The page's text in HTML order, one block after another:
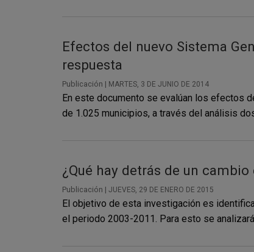
Efectos del nuevo Sistema
respuesta
Publicación | MARTES, 3 DE JUNIO DE 2014
En este documento se evalúan los efectos
de 1.025 municipios, a través del análisis
¿Qué hay detrás de un
Publicación | JUEVES, 29 DE ENERO DE 2015
El objetivo de esta investigación es
el periodo 2003-2011. Para esto se